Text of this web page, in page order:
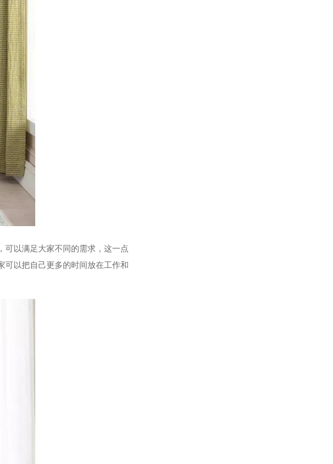
可以满足大家不同的需求，这一点
可以把自己更多的时间放在工作和